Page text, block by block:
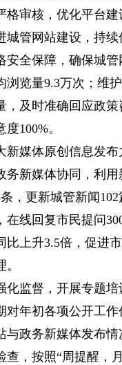
审核，优化平台建
管网站建设，持续
安全保障，确保城
浏览量9.3万次；维
，及时准确回应政策
100%。
媒体原创信息发布
务新媒体协同，利用
，更新城管新闻
在线回复市民提问
比上升3.5倍，促进
监督，开展专题培
年初各项公开工作
与政务新媒体发布情
查，按照“周提醒，